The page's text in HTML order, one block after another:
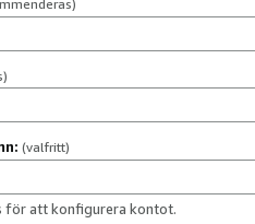
(valfritt)
för att konfigurera kontot.